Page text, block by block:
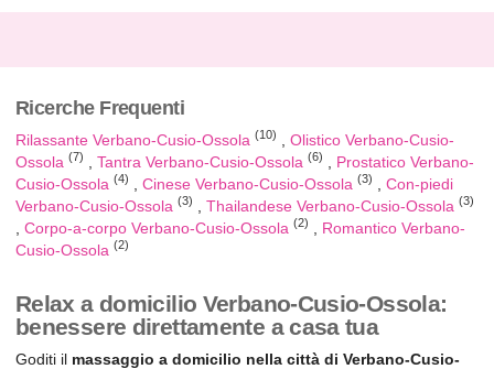
Ricerche Frequenti
Rilassante Verbano-Cusio-Ossola (10)
Olistico Verbano-Cusio-
Ossola (7) Tantra Verbano-Cusio-Ossola (6)
Prostatico Verbano-
Cusio-Ossola (4) Cinese Verbano-Cusio-Ossola (3)
Con-piedi
Verbano-Cusio-Ossola (3) Thailandese Verbano-Cusio-Ossola (3)
Corpo-a-corpo Verbano-Cusio-Ossola (2)
Romantico Verbano-
Cusio-Ossola (2)
Relax a domicilio Verbano-Cusio-Ossola:
benessere direttamente a casa tua
Goditi il massaggio a domicilio nella città di Verbano-Cusio-